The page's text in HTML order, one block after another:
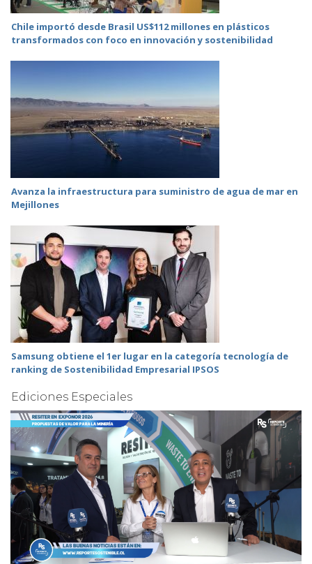
Chile importó desde Brasil US$112 millones en plásticos
transformados con foco en innovación y sostenibilidad
Avanza la infraestructura para suministro de agua de mar en
Mejillones
Samsung obtiene el 1er lugar en la categoría tecnología de
ranking de Sostenibilidad Empresarial IPSOS
Ediciones Especiales